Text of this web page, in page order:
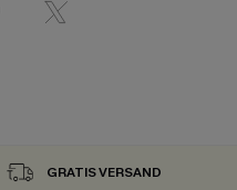
GRATIS VERSAND